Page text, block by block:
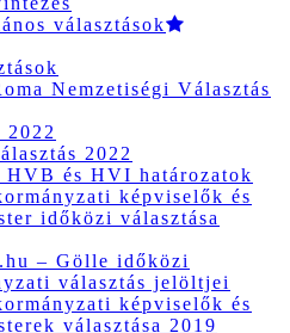
választások
Nemzetiségi Választás
2022
2022
HVB és HVI határozatok
képviselők és
időközi választása
– Gölle időközi
választás jelöltjei
képviselők és
választása 2019